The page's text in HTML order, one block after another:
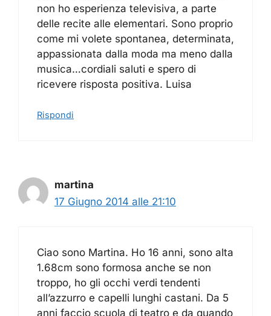
non ho esperienza televisiva, a parte
delle recite alle elementari. Sono proprio
come mi volete spontanea, determinata,
appassionata dalla moda ma meno dalla
musica…cordiali saluti e spero di
ricevere risposta positiva. Luisa
Rispondi
martina
17 Giugno 2014 alle 21:10
Ciao sono Martina. Ho 16 anni, sono alta
1.68cm sono formosa anche se non
troppo, ho gli occhi verdi tendenti
all’azzurro e capelli lunghi castani. Da 5
anni faccio scuola di teatro e da quando